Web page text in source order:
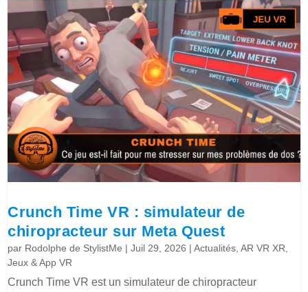
Crunch Time VR : simulateur de
chiropracteur sur Meta Quest
par Rodolphe de StylistMe |Juil 29, 2026 |Actualités,AR VR XR,
Jeux & App VR
Crunch Time VR est un simulateur de chiropracteur